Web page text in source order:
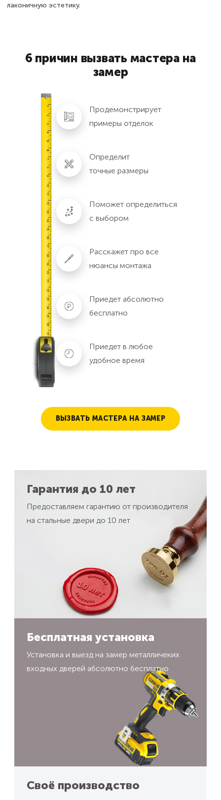
лаконичную эстетику.
6 причин вызвать мастера на
замер
Продемонстрирует
примеры отделок
Определит
точные размеры
Поможет определиться
с выбором
Расскажет про все
нюансы монтажа
Приедет абсолютно
бесплатно
Приедет в любое
удобное время
ВЫЗВАТЬ МАСТЕРА НА ЗАМЕР
Гарантия до 10 лет
Предоставляем гарантию от производителя
на стальные двери до 10 лет
Бесплатная установка
Установка и выезд на замер металличеких
входных дверей абсолютно бесплатно
Своё производство